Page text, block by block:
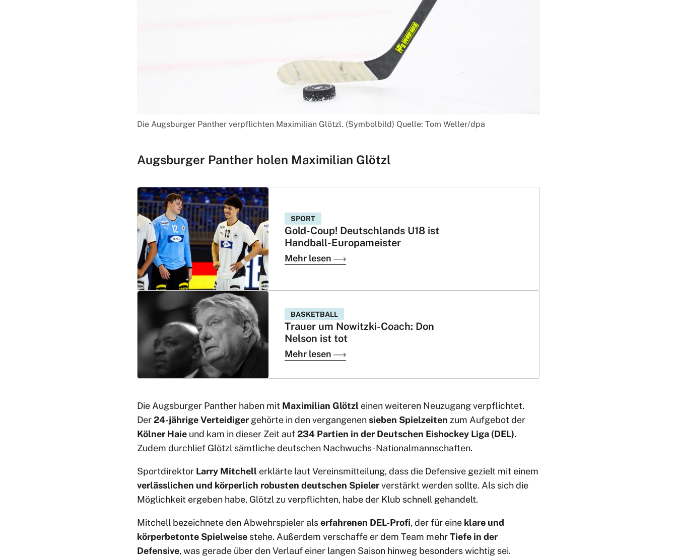
Die Augsburger Panther verpflichten Maximilian Glötzl. (Symbolbild) Quelle: Tom Weller/dpa
Augsburger Panther holen Maximilian Glötzl
SPORT
Gold-Coup! Deutschlands U18 ist
Handball-Europameister
Mehr lesen
BASKETBALL
Trauer um Nowitzki-Coach: Don
Nelson ist tot
Mehr lesen
Die Augsburger Panther haben mit Maximilian Glötzl einen weiteren Neuzugang verpflichtet.
Der24-jährige Verteidiger gehörte in den vergangenensieben Spielzeiten zum Aufgebot der
Kölner Haie und kam in dieser Zeit auf234 Partien in der Deutschen Eishockey Liga (DEL).
Zudem durchlief Glötzl sämtliche deutschen Nachwuchs-Nationalmannschaften.
Sportdirektor Larry Mitchell erklärte laut Vereinsmitteilung, dass die Defensive gezielt mit einem
verlässlichen und körperlich robusten deutschen Spielerverstärkt werden sollte. Als sich die
Möglichkeit ergeben habe, Glötzl zu verpflichten, habe der Klub schnell gehandelt.
Mitchell bezeichnete den Abwehrspieler alserfahrenen DEL-Profi, der für eine klare und
körperbetonte Spielweise stehe. Außerdem verschaffe er dem Team mehrTiefe in der
Defensive, was gerade über den Verlauf einer langen Saison hinweg besonders wichtig sei.